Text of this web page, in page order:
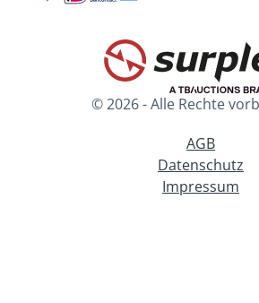
© 2026 - Alle Rechte
AGB
Datenschutz
Impressum